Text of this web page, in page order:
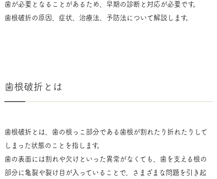
歯が必要となることがあるため、早期の診断と対応が必要です。
歯根破折の原因、症状、治療法、予防法について解説します。
歯根破折とは
歯根破折とは、歯の根っこ部分である歯根が割れたり折れたりして
しまった状態のことを指します。
歯の表面には割れや欠けといった異常がなくても、歯を支える根の
部分に亀裂や裂け目が入っていることで、さまざまな問題を引き起